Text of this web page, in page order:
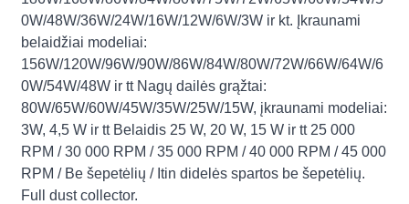
0W/48W/36W/24W/16W/12W/6W/3W ir kt. Įkraunami
belaidžiai modeliai:
156W/120W/96W/90W/86W/84W/80W/72W/66W/64W/6
0W/54W/48W ir tt Nagų dailės grąžtai:
80W/65W/60W/45W/35W/25W/15W, įkraunami modeliai:
3W, 4,5 W ir tt Belaidis 25 W, 20 W, 15 W ir tt 25 000
RPM / 30 000 RPM / 35 000 RPM / 40 000 RPM / 45 000
RPM / Be šepetėlių / Itin didelės spartos be šepetėlių.
Full dust collector.